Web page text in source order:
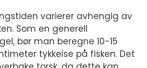
varierer avhengig av
Som en generell
bør man beregne 10-15
tykkelse på fisken. Det